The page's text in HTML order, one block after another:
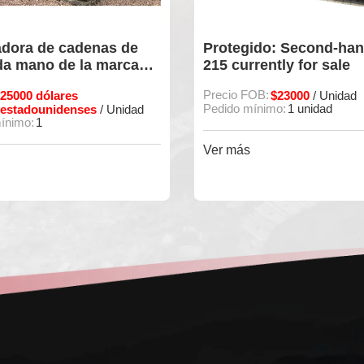
Second-hand Sany
for sale
$23000/ Unidad
1 unidad
Excavadora Sany 95
en venta
Precio
FOB:
20000 dólares
estadounidenses